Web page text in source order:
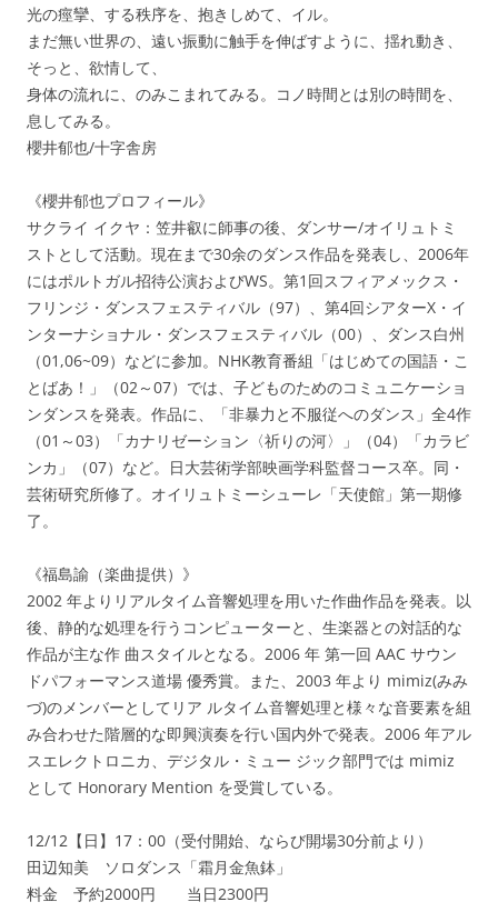
光の痙攣、する秩序を、抱きしめて、イル。
まだ無い世界の、遠い振動に触手を伸ばすように、揺れ動き、
そっと、欲情して、
身体の流れに、のみこまれてみる。コノ時間とは別の時間を、
息してみる。
櫻井郁也/十字舎房
《櫻井郁也プロフィール》
サクライ イクヤ：笠井叡に師事の後、ダンサー/オイリュトミ
ストとして活動。現在まで30余のダンス作品を発表し、2006年
にはポルトガル招待公演およびWS。第1回スフィアメックス・
フリンジ・ダンスフェスティバル（97）、第4回シアターX・イ
ンターナショナル・ダンスフェスティバル（00）、ダンス白州
（01,06~09）などに参加。NHK教育番組「はじめての国語・こ
とばあ！」（02～07）では、子どものためのコミュニケーショ
ンダンスを発表。作品に、「非暴力と不服従へのダンス」全4作
（01～03）「カナリゼーション〈祈りの河〉」（04）「カラビ
ンカ」（07）など。日大芸術学部映画学科監督コース卒。同・
芸術研究所修了。オイリュトミーシューレ「天使館」第一期修
了。
《福島諭（楽曲提供）》
2002 年よりリアルタイム音響処理を用いた作曲作品を発表。以
後、静的な処理を行うコンピューターと、生楽器との対話的な
作品が主な作 曲スタイルとなる。2006 年 第一回 AAC サウン
ドパフォーマンス道場 優秀賞。また、2003 年より mimiz(みみ
づ)のメンバーとしてリア ルタイム音響処理と様々な音要素を組
み合わせた階層的な即興演奏を行い国内外で発表。2006 年アル
スエレクトロニカ、デジタル・ミュー ジック部門では mimiz
として Honorary Mention を受賞している。
12/12【日】17：00（受付開始、ならび開場30分前より）
田辺知美 ソロダンス「霜月金魚鉢」
料金 予約2000円 当日2300円